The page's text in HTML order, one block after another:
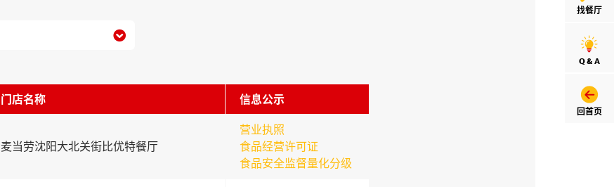
找餐厅
Q & A
回首页

门店名称 信息公示
麦当劳沈阳大北关街比优特餐厅
营业执照
食品经营许可证
食品安全监督量化分级